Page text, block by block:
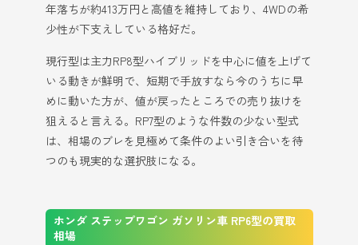
年落ちが約413万円と高値を維持しており、4WDの希
少性が下支えしている格好だ。
現行型は主力RP8型ハイブリッドを中心に値を上げて
いる動きが鮮明で、短期で手放すなら今のうちに早
めに動いた方が、値が戻ったところでの売り抜けを
狙えると言える。RP7型のような件数の少ない型式
は、相場のブレを見極めて条件のよい引き合いを待
つのも現実的な選択肢になる。
ホンダ ステップワゴン ガソリン車 RP6型の買取
相場